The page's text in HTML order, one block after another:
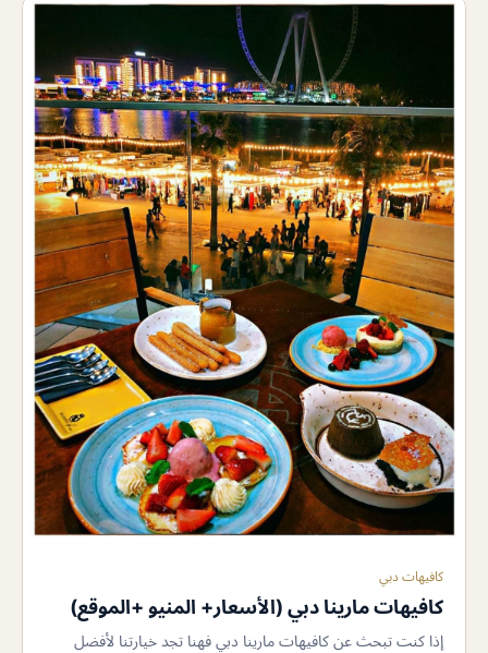
كافيهات دبي
كافيهات مارينا دبي (الأسعار+ المنيو +الموقع)
إذا كنت تبحث عن كافيهات مارينا دبي فهنا تجد خيارتنا لأفضل